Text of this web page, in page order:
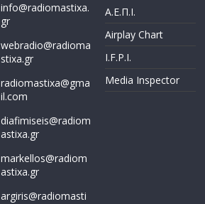
info@radiomastixa.
gr
webradio@radioma
stixa.gr
radiomastixa@gma
il.com
diafimiseis@radiom
astixa.gr
markellos@radiom
astixa.gr
argiris@radiomasti
Α.Ε.Π.Ι.
Airplay Chart
I.F.P.I.
Media Inspector